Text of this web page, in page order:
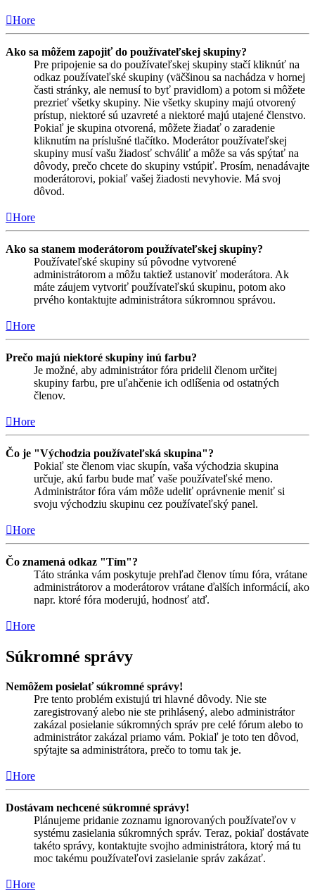
Hore
Ako sa môžem zapojiť do používateľskej skupiny?
Pre pripojenie sa do používateľskej skupiny stačí kliknúť na
odkaz používateľské skupiny (väčšinou sa nachádza v hornej
časti stránky, ale nemusí to byť pravidlom) a potom si môžete
prezrieť všetky skupiny. Nie všetky skupiny majú otvorený
prístup, niektoré sú uzavreté a niektoré majú utajené členstvo.
Pokiaľ je skupina otvorená, môžete žiadať o zaradenie
kliknutím na príslušné tlačítko. Moderátor používateľskej
skupiny musí vašu žiadosť schváliť a môže sa vás spýtať na
dôvody, prečo chcete do skupiny vstúpiť. Prosím, nenadávajte
moderátorovi, pokiaľ vašej žiadosti nevyhovie. Má svoj
dôvod.
Hore
Ako sa stanem moderátorom používateľskej skupiny?
Používateľské skupiny sú pôvodne vytvorené
administrátorom a môžu taktiež ustanoviť moderátora. Ak
máte záujem vytvoriť používateľskú skupinu, potom ako
prvého kontaktujte administrátora súkromnou správou.
Hore
Prečo majú niektoré skupiny inú farbu?
Je možné, aby administrátor fóra pridelil členom určitej
skupiny farbu, pre uľahčenie ich odlíšenia od ostatných
členov.
Hore
Čo je "Východzia používateľská skupina"?
Pokiaľ ste členom viac skupín, vaša východzia skupina
určuje, akú farbu bude mať vaše používateľské meno.
Administrátor fóra vám môže udeliť oprávnenie meniť si
svoju východziu skupinu cez používateľský panel.
Hore
Čo znamená odkaz "Tím"?
Táto stránka vám poskytuje prehľad členov tímu fóra, vrátane
administrátorov a moderátorov vrátane ďalších informácií, ako
napr. ktoré fóra moderujú, hodnosť atď.
Hore
Súkromné správy
Nemôžem posielať súkromné správy!
Pre tento problém existujú tri hlavné dôvody. Nie ste
zaregistrovaný alebo nie ste prihlásený, alebo administrátor
zakázal posielanie súkromných správ pre celé fórum alebo to
administrátor zakázal priamo vám. Pokiaľ je toto ten dôvod,
spýtajte sa administrátora, prečo to tomu tak je.
Hore
Dostávam nechcené súkromné správy!
Plánujeme pridanie zoznamu ignorovaných používateľov v
systému zasielania súkromných správ. Teraz, pokiaľ dostávate
takéto správy, kontaktujte svojho administrátora, ktorý má tu
moc takému používateľovi zasielanie správ zakázať.
Hore